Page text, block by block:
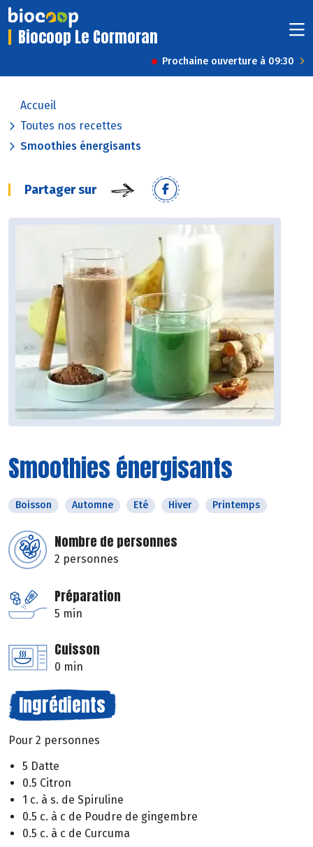
Biocoop Le Cormoran
Prochaine ouverture à 09:30
Accueil
Toutes nos recettes
Smoothies énergisants
Partager sur
Smoothies énergisants
Boisson Automne Eté Hiver Printemps
Nombre de personnes
2 personnes
Préparation
5 min
Cuisson
0 min
Ingrédients
Pour 2 personnes
5 Datte
0.5 Citron
1 c. à s. de Spiruline
0.5 c. à c de Poudre de gingembre
0.5 c. à c de Curcuma